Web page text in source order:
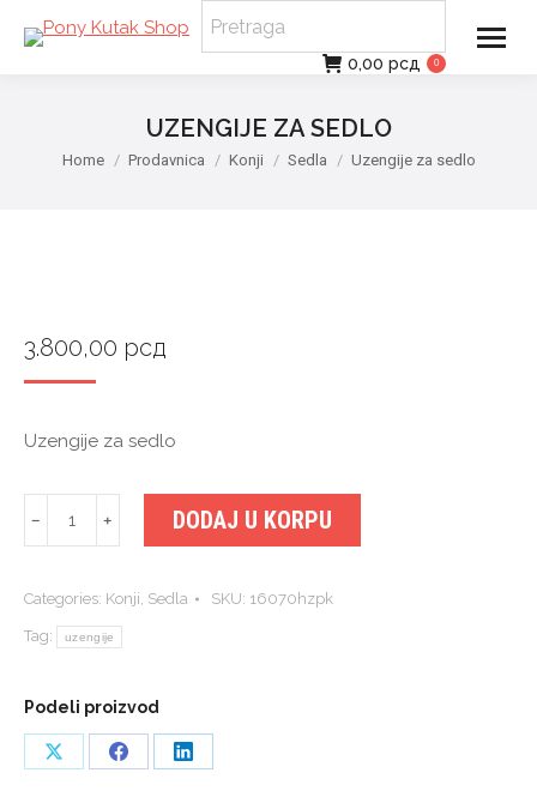
0,00 рсд 0
UZENGIJE ZA SEDLO
You are here:
Home Prodavnica Konji Sedla Uzengije za sedlo
3.800,00 рсд
Uzengije za sedlo
za
quantity
﹣ ﹢ DODAJ U KORPU
Categories: Konji, Sedla SKU: 16070hzpk
Tag: uzengije
Podeli proizvod
Share
Share
Share